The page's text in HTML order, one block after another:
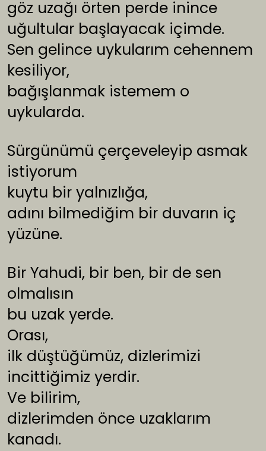
göz uzağı örten perde inince
uğultular başlayacak içimde.
Sen gelince uykularım cehennem
kesiliyor,
bağışlanmak istemem o
uykularda.
Sürgünümü çerçeveleyip asmak
istiyorum
kuytu bir yalnızlığa,
adını bilmediğim bir duvarın iç
yüzüne.
Bir Yahudi, bir ben, bir de sen
olmalısın
bu uzak yerde.
Orası,
ilk düştüğümüz, dizlerimizi
incittiğimiz yerdir.
Ve bilirim,
dizlerimden önce uzaklarım
kanadı.